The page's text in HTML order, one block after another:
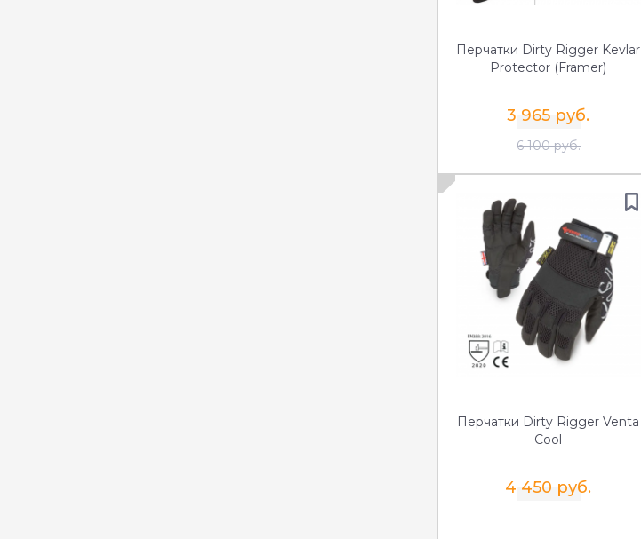
Перчатки Dirty Rigger Kevlar
Protector (Framer)
3 965 руб.
6 100 руб.
Перчатки Dirty Rigger Venta
Cool
4 450 руб.